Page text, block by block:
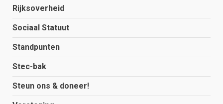
Rijksoverheid
Sociaal Statuut
Standpunten
Stec-bak
Steun ons & doneer!